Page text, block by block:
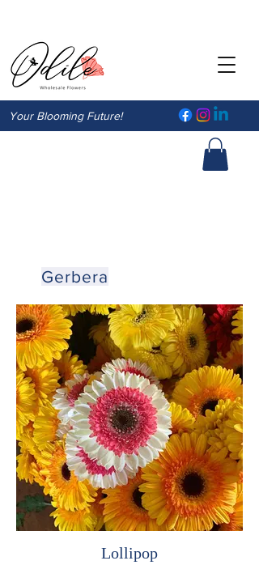
Your Blooming Future!
Gerbera
Lollipop